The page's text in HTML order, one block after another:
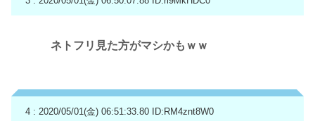
ネトフリ見た方がマシかもｗｗ
4 : 2020/05/01(金) 06:51:33.80 ID:RM4znt8W0